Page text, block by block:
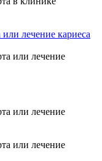
лечение кариеса